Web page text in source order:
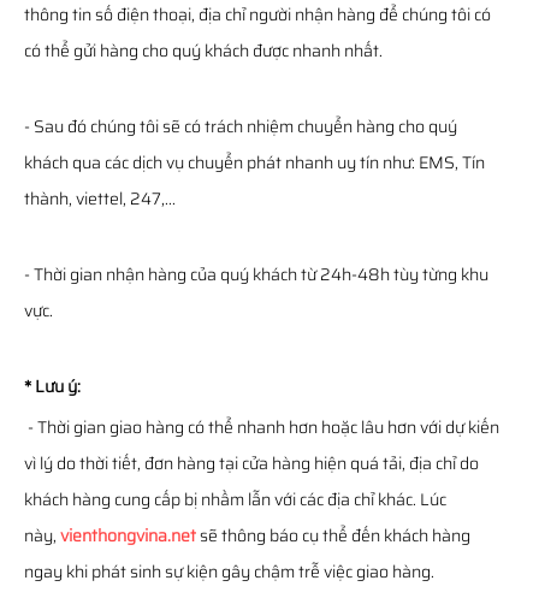
thông tin số điện thoại, địa chỉ người nhận hàng để chúng tôi có
có thể gửi hàng cho quý khách được nhanh nhất.
- Sau đó chúng tôi sẽ có trách nhiệm chuyển hàng cho quý
khách qua các dịch vụ chuyển phát nhanh uy tín như: EMS, Tín
thành, viettel, 247,...
- Thời gian nhận hàng của quý khách từ 24h-48h tùy từng khu
vực.
* Lưu ý:
- Thời gian giao hàng có thể nhanh hơn hoặc lâu hơn với dự kiến
vì lý do thời tiết, đơn hàng tại cửa hàng hiện quá tải, địa chỉ do
khách hàng cung cấp bị nhầm lẫn với các địa chỉ khác. Lúc
này,vienthongvina.netsẽ thông báo cụ thể đến khách hàng
ngay khi phát sinh sự kiện gây chậm trễ việc giao hàng.